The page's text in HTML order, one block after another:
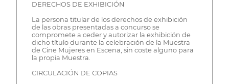
DERECHOS DE EXHIBICIÓN
La persona titular de los derechos de exhibición
de las obras presentadas a concurso se
compromete a ceder y autorizar la exhibición de
dicho título durante la celebración de la Muestra
de Cine Mujeres en Escena, sin coste alguno para
la propia Muestra.
CIRCULACIÓN DE COPIAS